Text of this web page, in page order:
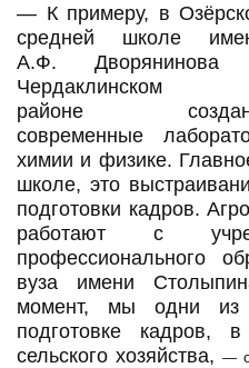
— К примеру, в
средней школе
А.Ф. Дворянинова
Чердаклинском
районе
современные
химии и физике.
школе, это
подготовки кадров.
работают с
профессионального
вуза имени
момент, мы одни
подготовке
сельского хозяйства, —